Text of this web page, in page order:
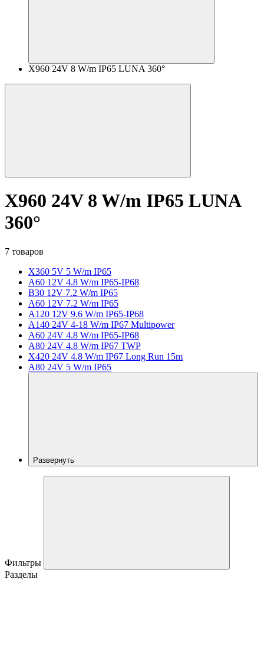
X960 24V 8 W/m IP65 LUNA 360°
X960 24V 8 W/m IP65 LUNA
360°
7 товаров
X360 5V 5 W/m IP65
A60 12V 4.8 W/m IP65-IP68
B30 12V 7.2 W/m IP65
A60 12V 7.2 W/m IP65
A120 12V 9.6 W/m IP65-IP68
A140 24V 4-18 W/m IP67 Multipower
A60 24V 4.8 W/m IP65-IP68
A80 24V 4.8 W/m IP67 TWP
X420 24V 4.8 W/m IP67 Long Run 15m
A80 24V 5 W/m IP65
Развернуть
Фильтры
Разделы